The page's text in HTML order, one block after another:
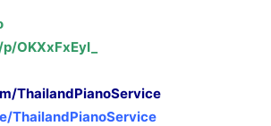
OKXxFxEyI_
ThailandPianoService
ThailandPianoService